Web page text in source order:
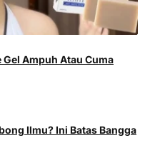
Gel Ampuh Atau Cuma
Ilmu? Ini Batas Bangga